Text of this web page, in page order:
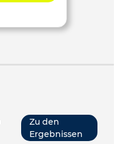
Zu den
Ergebnissen